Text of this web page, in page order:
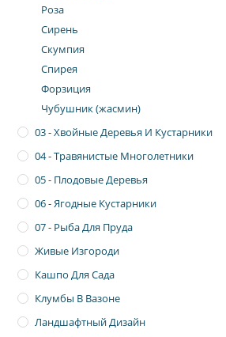
Роза
Сирень
Скумпия
Спирея
Форзиция
Чубушник (жасмин)
03 - Хвойные Деревья И Кустарники
04 - Травянистые Многолетники
05 - Плодовые Деревья
06 - Ягодные Кустарники
07 - Рыба Для Пруда
Живые Изгороди
Кашпо Для Сада
Клумбы В Вазоне
Ландшафтный Дизайн